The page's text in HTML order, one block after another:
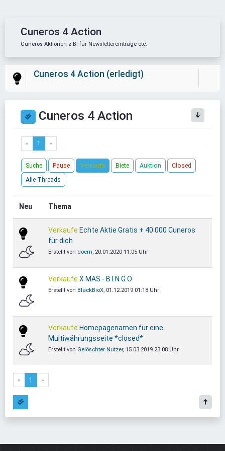
Cuneros 4 Action
Cuneros Aktionen z.B. für Newslettereinträge etc.
Cuneros 4 Action (erledigt)
Cuneros 4 Action
« 1 »
Suche Pause Verkaufe Biete Auktion
Closed
Alle Threads
Neu Thema
Verkaufe Echte Aktie Gratis + 40.000 Cuneros
für dich
Erstellt von doern , 20.01.2020 11:05 Uhr
Verkaufe X MAS - B I N G O
Erstellt von BlackBioX , 01.12.2019 01:18 Uhr
Verkaufe Homepagenamen für eine
Multiwährungsseite *closed*
Erstellt von Gelöschter Nutzer, 15.03.2019 23:08 Uhr
« 1 »